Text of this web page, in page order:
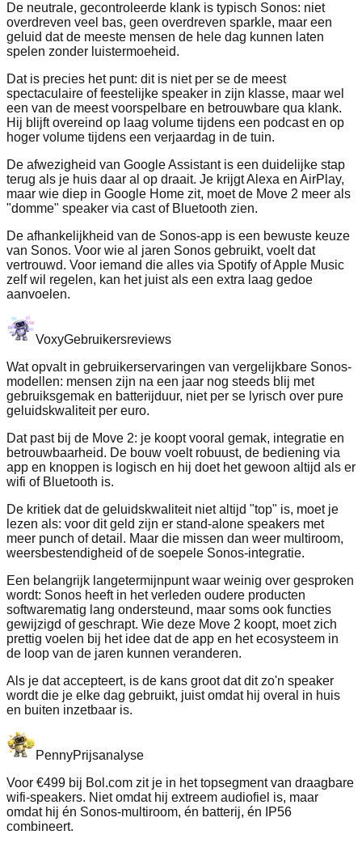
De neutrale, gecontroleerde klank is typisch Sonos: niet
overdreven veel bas, geen overdreven sparkle, maar een
geluid dat de meeste mensen de hele dag kunnen laten
spelen zonder luistermoeheid.
Dat is precies het punt: dit is niet per se de meest
spectaculaire of feestelijke speaker in zijn klasse, maar wel
een van de meest voorspelbare en betrouwbare qua klank.
Hij blijft overeind op laag volume tijdens een podcast en op
hoger volume tijdens een verjaardag in de tuin.
De afwezigheid van Google Assistant is een duidelijke stap
terug als je huis daar al op draait. Je krijgt Alexa en AirPlay,
maar wie diep in Google Home zit, moet de Move 2 meer als
"domme" speaker via cast of Bluetooth zien.
De afhankelijkheid van de Sonos-app is een bewuste keuze
van Sonos. Voor wie al jaren Sonos gebruikt, voelt dat
vertrouwd. Voor iemand die alles via Spotify of Apple Music
zelf wil regelen, kan het juist als een extra laag gedoe
aanvoelen.
VoxyGebruikersreviews
Wat opvalt in gebruikerservaringen van vergelijkbare Sonos-
modellen: mensen zijn na een jaar nog steeds blij met
gebruiksgemak en batterijduur, niet per se lyrisch over pure
geluidskwaliteit per euro.
Dat past bij de Move 2: je koopt vooral gemak, integratie en
betrouwbaarheid. De bouw voelt robuust, de bediening via
app en knoppen is logisch en hij doet het gewoon altijd als er
wifi of Bluetooth is.
De kritiek dat de geluidskwaliteit niet altijd "top" is, moet je
lezen als: voor dit geld zijn er stand-alone speakers met
meer punch of detail. Maar die missen dan weer multiroom,
weersbestendigheid of de soepele Sonos-integratie.
Een belangrijk langetermijnpunt waar weinig over gesproken
wordt: Sonos heeft in het verleden oudere producten
softwarematig lang ondersteund, maar soms ook functies
gewijzigd of geschrapt. Wie deze Move 2 koopt, moet zich
prettig voelen bij het idee dat de app en het ecosysteem in
de loop van de jaren kunnen veranderen.
Als je dat accepteert, is de kans groot dat dit zo'n speaker
wordt die je elke dag gebruikt, juist omdat hij overal in huis
en buiten inzetbaar is.
PennyPrijsanalyse
Voor €499 bij Bol.com zit je in het topsegment van draagbare
wifi-speakers. Niet omdat hij extreem audiofiel is, maar
omdat hij én Sonos-multiroom, én batterij, én IP56
combineert.